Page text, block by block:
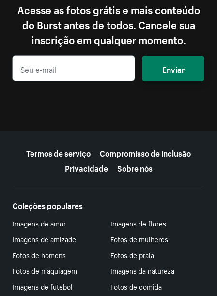
Acesse as fotos grátis e mais conteúdo
do Burst antes de todos. Cancele sua
inscrição em qualquer momento.
Enviar
Termos de serviço
Compromisso de inclusão
Privacidade
Sobre nós
Coleções populares
Imagens de amor
Imagens de flores
Imagens de amizade
Fotos de mulheres
Fotos de homens
Fotos de praia
Fotos de maquiagem
Imagens da natureza
Imagens de futebol
Fotos de comida